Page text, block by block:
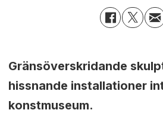
Gränsöverskridande
hissnande installationer
konstmuseum.